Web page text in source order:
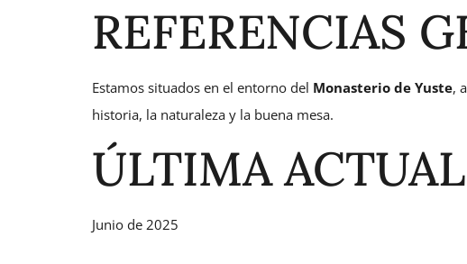
REFERENCIAS
Estamos situados en el entorno del Monasterio de Yuste,
historia, la naturaleza y la buena mesa.
ÚLTIMA
Junio de 2025